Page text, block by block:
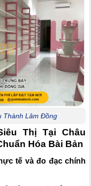
Thành Lâm Đồng
Thị Tại Châu
Hóa Bài Bản
tế và đo đạc chính